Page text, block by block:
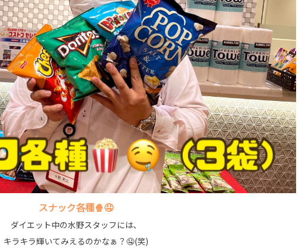
スナック各種🍿🤤
ダイエット中の水野スタッフには、
キラキラ輝いてみえるのかなぁ？🤤(笑)